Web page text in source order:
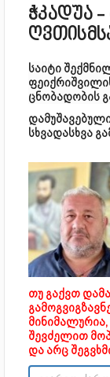
ჭკადუა -
საიტი
ცნობადობის
სხვადასხვა
თუ გაქვთ
შევძელით
და არც